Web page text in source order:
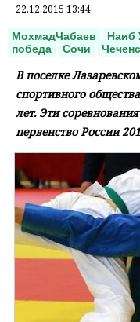
22.12.2015 13:44
МохмадЧабаев Наиб
победа
Сочи
В поселке
спортивного
лет. Эти
первенство России